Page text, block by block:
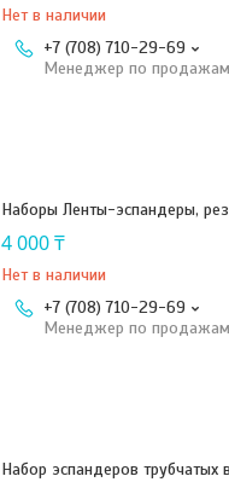
Нет в наличии
+7 (708) 710-29-69
Менеджер по продажам
Наборы Ленты-эспандеры,
4 000 ₸
Нет в наличии
+7 (708) 710-29-69
Менеджер по продажам
Набор эспандеров трубчатых